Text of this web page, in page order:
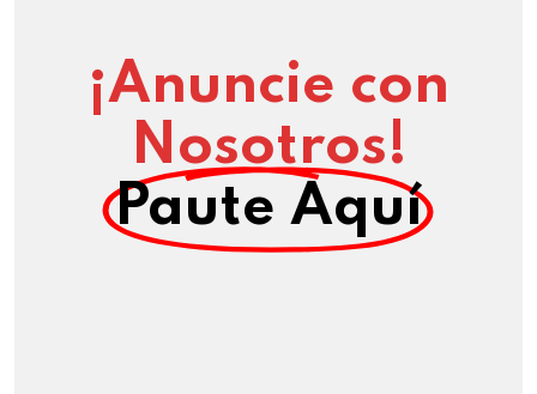
¡Anuncie con
Nosotros!
Paute Aquí